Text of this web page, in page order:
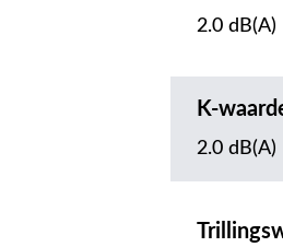
2.0 dB(A)
K-
2.0 dB(A)